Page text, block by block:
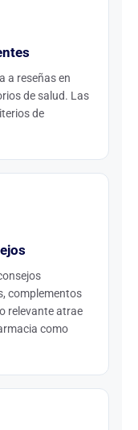
a reseñas en
de salud. Las
de
complementos
relevante atrae
como